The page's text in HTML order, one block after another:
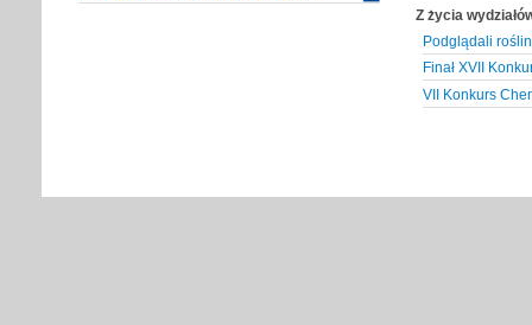
Z życia
Podglądali
Finał XVII
VII Konkurs